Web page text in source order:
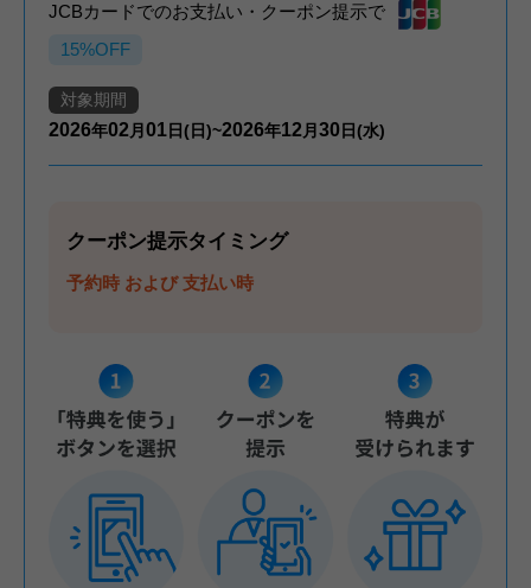
JCBカードでのお支払い・クーポン提示で
15%OFF
対象期間
2026年02 月 01 日(日)~2026年12 月 30 日(水)
クーポン提示タイミング
予約時 および 支払い時